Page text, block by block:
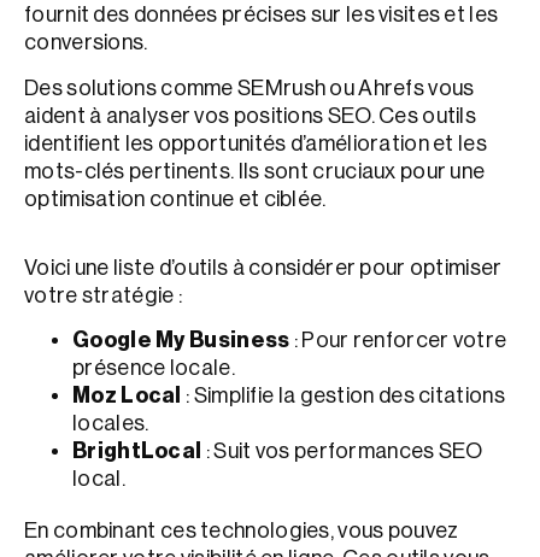
fournit des données précises sur les visites et les
conversions.
Des solutions comme SEMrush ou Ahrefs vous
aident à analyser vos positions SEO. Ces outils
identifient les opportunités d’amélioration et les
mots-clés pertinents. Ils sont cruciaux pour une
optimisation continue et ciblée.
Voici une liste d’outils à considérer pour optimiser
votre stratégie :
Google My Business : Pour renforcer votre
présence locale.
Moz Local
: Simplifie la gestion des citations
locales.
BrightLocal
: Suit vos performances SEO
local.
En combinant ces technologies, vous pouvez